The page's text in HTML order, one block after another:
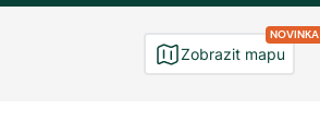
NOVINKA
Zobrazit mapu